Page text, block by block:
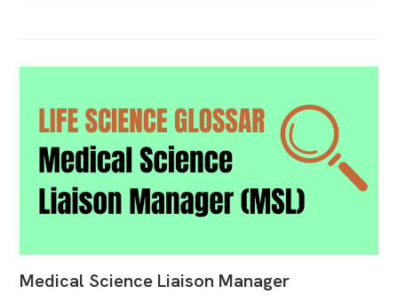
Medical Science Liaison Manager